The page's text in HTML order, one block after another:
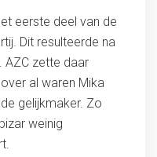
eerste deel van de
Dit resulteerde na
AZC zette daar
al waren Mika
gelijkmaker. Zo
weinig